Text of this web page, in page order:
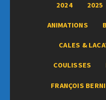
2024 2025
ANIMATIONS
CALES &
COULISSES
FRANÇOIS BERNI